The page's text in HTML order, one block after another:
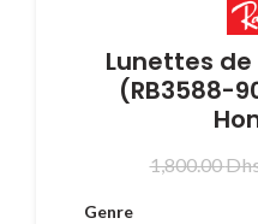
Lunettes
(RB3588-
1,800.00
Genre